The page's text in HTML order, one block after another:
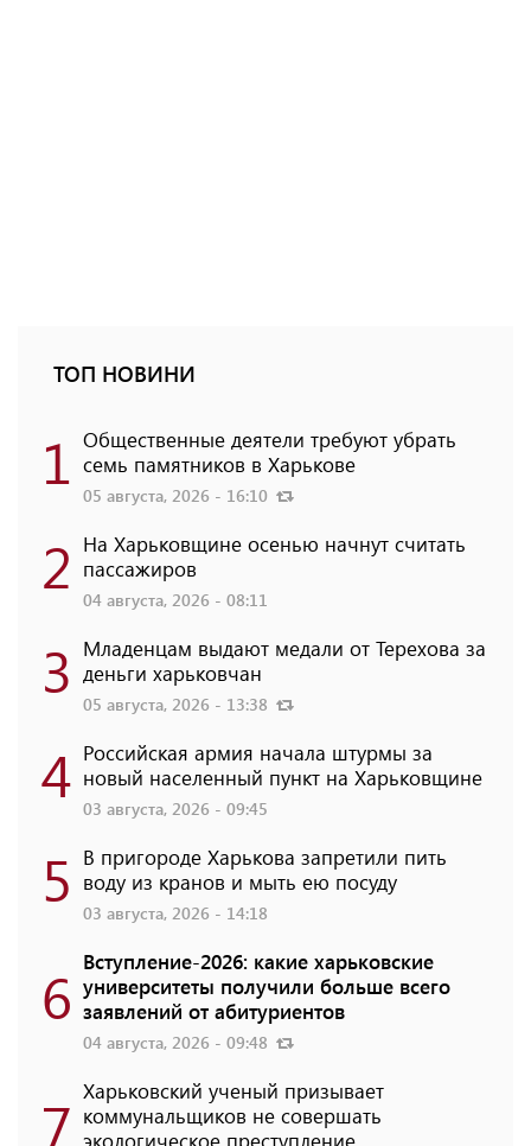
ТОП НОВИНИ
1 Общественные деятели требуют убрать
семь памятников в Харькове
05 августа, 2026 - 16:10
2 На Харьковщине осенью начнут считать
пассажиров
04 августа, 2026 - 08:11
3 Младенцам выдают медали от Терехова за
деньги харьковчан
05 августа, 2026 - 13:38
4 Российская армия начала штурмы за
новый населенный пункт на Харьковщине
03 августа, 2026 - 09:45
5 В пригороде Харькова запретили пить
воду из кранов и мыть ею посуду
03 августа, 2026 - 14:18
6 Вступление-2026: какие харьковские
университеты получили больше всего
заявлений от абитуриентов
04 августа, 2026 - 09:48
7 Харьковский ученый призывает
коммунальщиков не совершать
экологическое преступление